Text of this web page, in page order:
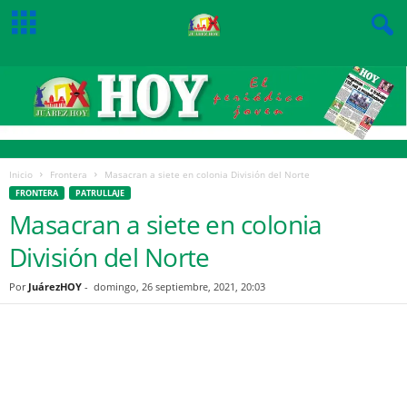
Inicio Frontera Masacran a siete en colonia División del Norte
FRONTERA PATRULLAJE
Masacran a siete en colonia
División del Norte
Por JuárezHOY - domingo, 26 septiembre, 2021, 20:03